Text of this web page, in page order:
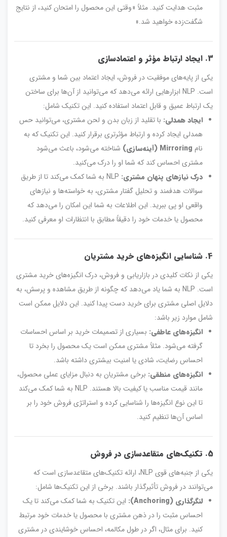
مثبت هدایت کنید. مثلاً «وقتی این محصول را امتحان کنید، از نتایج
شگفت‌زده خواهید شد.»
3. ایجاد ارتباط مؤثر و اعتمادسازی
یکی از پایه‌های موفقیت در فروش، ایجاد اعتماد بین شما و مشتری
است. NLP ابزارهایی ارائه می‌دهد که می‌توانید از آن‌ها برای ساختن
یک ارتباط عمیق و قابل اعتماد استفاده کنید. این تکنیک شامل:
ایجاد همدلی: با تقلید از زبان بدن و لحن مشتری، می‌توانید حس
همدلی ایجاد کرده و ارتباط مؤثرتری برقرار کنید. این تکنیک که به
نام Mirroring (آینه‌سازی)
شناخته می‌شود، باعث می‌شود
مشتری احساس کند که شما او را درک می‌کنید.
درک نیازهای پنهان مشتری:
NLP به شما کمک می‌کند تا از طریق
سوالات هدفمند و تحلیل گفتار مشتری، به خواسته‌ها و نیازهای
واقعی او پی ببرید. این اطلاعات به شما این امکان را می‌دهد که
محصول یا خدمات خود را دقیقاً مطابق با انتظارات او معرفی کنید.
4. شناسایی انگیزه‌های خرید مشتریان
یکی از نکات کلیدی در بازاریابی و فروش، درک انگیزه‌های خرید مشتری
است. NLP به شما یاد می‌دهد که چگونه از طریق مشاهده و پرسش، به
دلایل اصلی مشتری برای خرید دست پیدا کنید. این دلایل ممکن است
شامل موارد زیر باشد:
انگیزه‌های عاطفی: بسیاری از تصمیمات خرید بر اساس احساسات
گرفته می‌شود. مثلاً مشتری ممکن است یک محصول را بخرد تا
احساس رضایت، شادی یا امنیت بیشتری داشته باشد.
انگیزه‌های منطقی: برخی مشتریان به دنبال مزایای عملی محصول،
مانند قیمت مناسب یا کیفیت بالا هستند. NLP به شما کمک می‌کند
تا این نوع انگیزه‌ها را شناسایی کرده و استراتژی فروش خود را بر
اساس آن‌ها تنظیم کنید.
5. تکنیک‌های متقاعدسازی در فروش
یکی از جنبه‌های قوی NLP، ارائه تکنیک‌های متقاعدسازی است که
می‌توانند در فروش تأثیرگذار باشند. برخی از این تکنیک‌ها شامل:
لنگرگذاری (Anchoring):
این تکنیک به شما کمک می‌کند تا یک
احساس مثبت را در ذهن مشتری با محصول یا خدمات خود مرتبط
کنید. برای مثال، اگر در طول مکالمه، احساس خوشایندی در مشتری